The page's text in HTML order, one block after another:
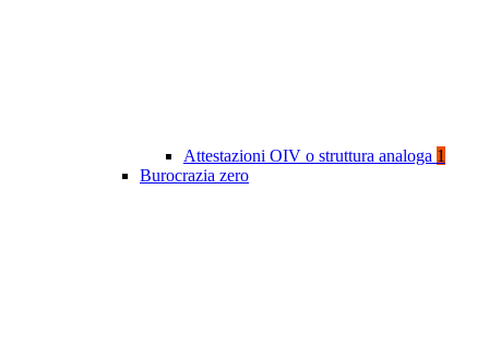
Attestazioni OIV o struttura analoga 1
Burocrazia zero